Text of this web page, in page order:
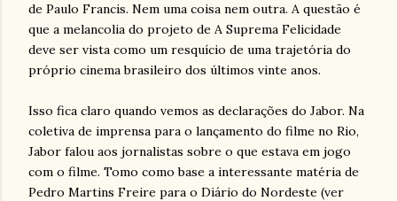
de Paulo Francis. Nem uma coisa nem outra. A questão é
que a melancolia do projeto de A Suprema Felicidade
deve ser vista como um resquício de uma trajetória do
próprio cinema brasileiro dos últimos vinte anos.
Isso fica claro quando vemos as declarações do Jabor. Na
coletiva de imprensa para o lançamento do filme no Rio,
Jabor falou aos jornalistas sobre o que estava em jogo
com o filme. Tomo como base a interessante matéria de
Pedro Martins Freire para o Diário do Nordeste (ver